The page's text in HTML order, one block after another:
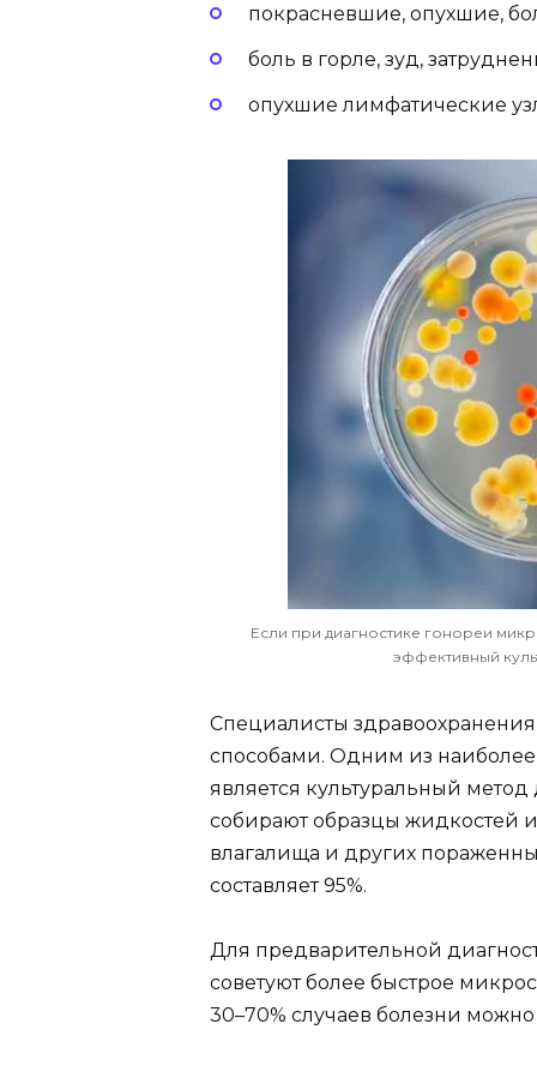
покрасневшие, опухшие,
боль в горле, зуд,
опухшие лимфатические
Если при диагностике гонореи
эффективный
Специалисты
способами. Одним из
является культуральный
собирают образцы жидкостей
влагалища и других
составляет 95%.
Для предварительной
советуют более быстрое
30–70% случаев болезни